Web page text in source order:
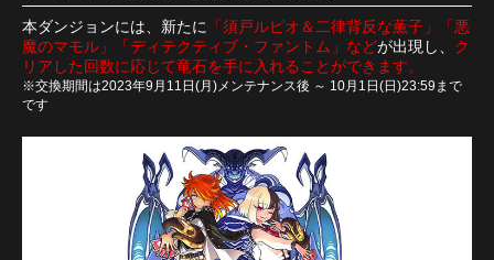
本ダンジョンには、新たに 「須戸ルピオ＆二律背反な薫子」「悪
魔のマモル」「ディテクティブ・ファントム」などが出現し、 ク
リアした回数に応じて竜石を手に入れることができます。
※交換期間は2023年9月11日(月)メンテナンス後 ～ 10月1日(日)23:59まで
です